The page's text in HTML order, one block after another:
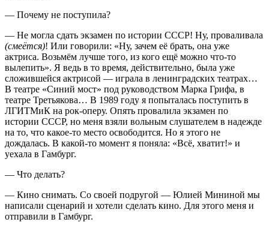
— Почему не поступила?
— Не могла сдать экзамен по истории СССР! Ну, проваливала
(смеётся)! Или говорили: «Ну, зачем её брать, она уже
актриса. Возьмём лучше того, из кого ещё можно что-то
вылепить». Я ведь в то время, действительно, была уже
сложившейся актрисой — играла в ленинградских театрах…
В театре «Синий мост» под руководством Марка Грифа, в
театре Третьякова… В 1989 году я попыталась поступить в
ЛГИТМиК на рок-оперу. Опять провалила экзамен по
истории СССР, но меня взяли вольным слушателем в надежде
на то, что какое-то место освободится. Но я этого не
дождалась. В какой-то момент я поняла: «Всё, хватит!» и
уехала в Гамбург.
— Что делать?
— Кино снимать. Со своей подругой — Юлией Мининой мы
написали сценарий и хотели сделать кино. Для этого меня и
отправили в Гамбург.